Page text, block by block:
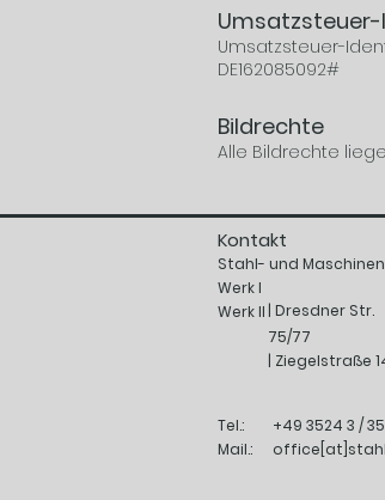
Umsatzsteuer-
Umsatzsteuer-
DE162085092#
Bildrechte
Alle Bildrechte
Kontakt
Stahl- und
Werk I
Werk II | Dresdner Str.
75/77
| Ziegelstraße
Tel.:
Mail.:
+49 3524 3 /